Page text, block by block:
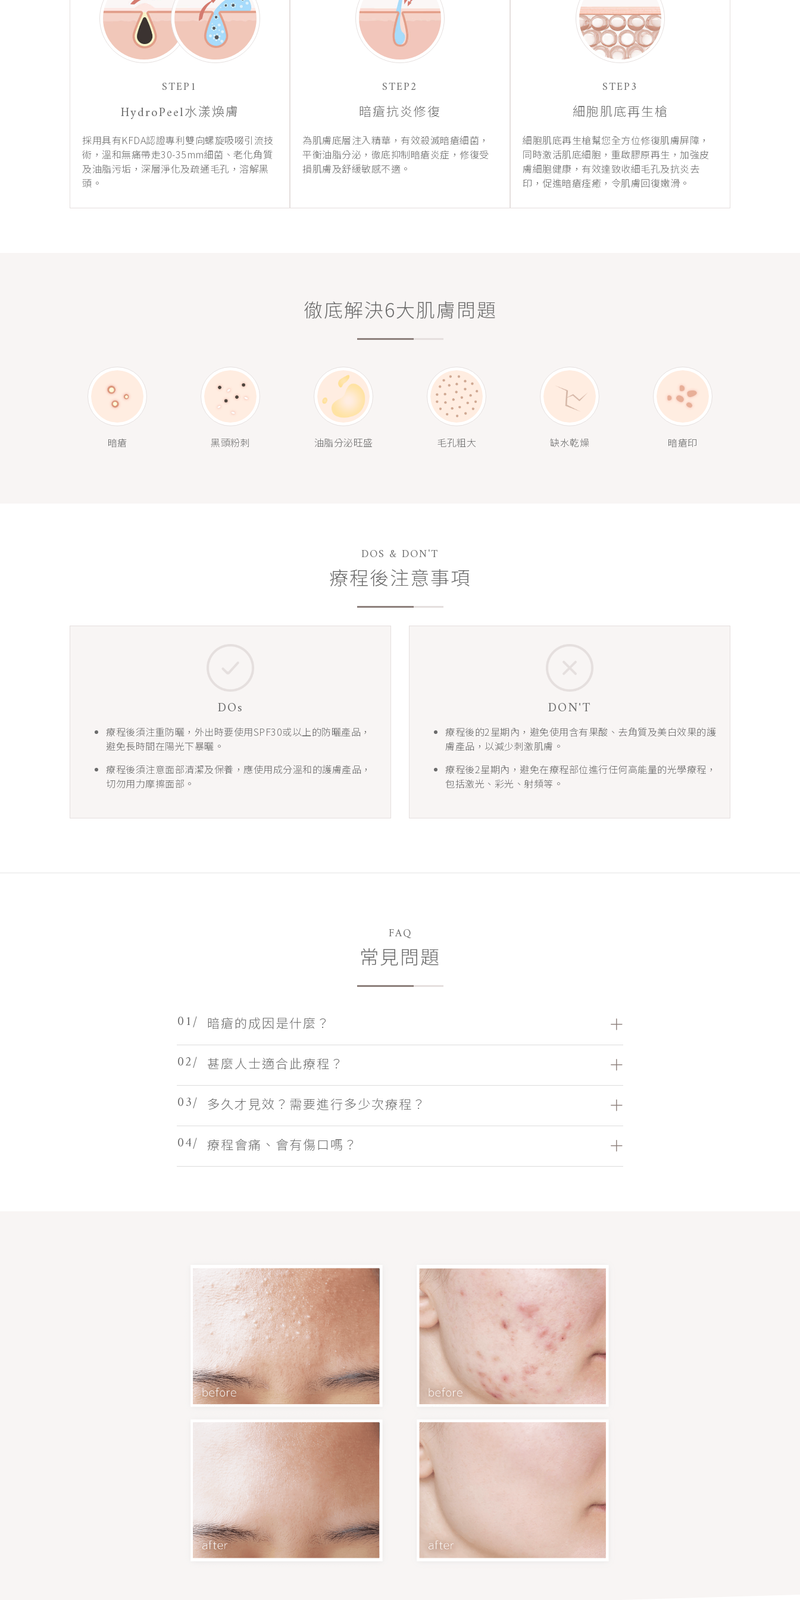
STEP1
HydroPeel水漾煥膚
採用具有KFDA認證專利雙向螺旋吸啜引流技
術，溫和無痛帶走30-35mm細菌、老化角質
及油脂污垢，深層淨化及疏通毛孔，溶解黑
頭。
STEP2
暗瘡抗炎修復
為肌膚底層注入精華，有效殺滅暗瘡細菌，
平衡油脂分泌，徹底抑制暗瘡炎症，修復受
損肌膚及舒緩敏感不適。
STEP3
細胞肌底再生槍
細胞肌底再生槍幫您全方位修復肌膚屏障，
同時激活肌底細胞，重啟膠原再生，加強皮
膚細胞健康，有效達致收細毛孔及抗炎去
印，促進暗瘡痊癒，令肌膚回復嫩滑。
徹底解決6大肌膚問題
暗瘡 黑頭粉刺 油脂分泌旺盛 毛孔粗大 缺水乾燥 暗瘡印
DOS & DON'T
療程後注意事項
DOs
療程後須注重防曬，外出時要使用SPF30或以上的防曬產品，
避免長時間在陽光下暴曬。
療程後須注意面部清潔及保養，應使用成分溫和的護膚產品，
切勿用力摩擦面部。
DON'T
療程後的2星期內，避免使用含有果酸、去角質及美白效果的護
膚產品，以減少刺激肌膚。
療程後2星期內，避免在療程部位進行任何高能量的光學療程，
包括激光、彩光、射頻等。
FAQ
常見問題
01/ 暗瘡的成因是什麼？
02/ 甚麼人士適合此療程？
03/ 多久才見效？需要進行多少次療程？
04/ 療程會痛、會有傷口嗎？